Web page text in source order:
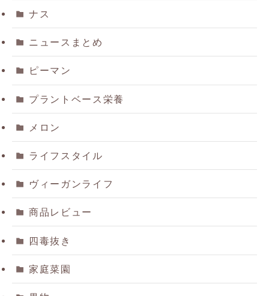
ナス
ニュースまとめ
ピーマン
プラントベース栄養
メロン
ライフスタイル
ヴィーガンライフ
商品レビュー
四毒抜き
家庭菜園